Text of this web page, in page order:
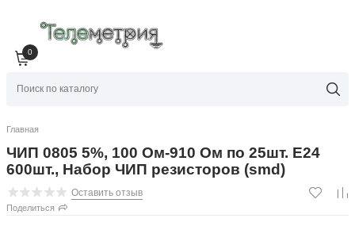
0
Главная
ЧИП 0805 5%, 100 Ом-910 Ом по 25шт. Е24
600шт., Набор ЧИП резисторов (smd)
Оставить отзыв
Поделиться